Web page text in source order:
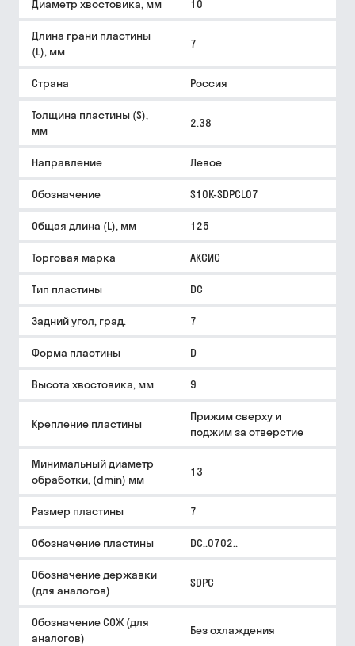
Диаметр хвостовика, мм 10
Длина грани пластины
(L), мм
7
Страна Россия
Толщина пластины (S),
мм
2.38
Направление Левое
Обозначение S10K-SDPCL07
Общая длина (L), мм 125
Торговая марка АКСИС
Тип пластины DC
Задний угол, град. 7
Форма пластины D
Высота хвостовика, мм 9
Крепление пластины
Прижим сверху и
поджим за отверстие
Минимальный диаметр
обработки, (dmin) мм
13
Размер пластины 7
Обозначение пластины DC..0702..
Обозначение державки
(для аналогов)
SDPC
Обозначение СОЖ (для
аналогов)
Без охлаждения